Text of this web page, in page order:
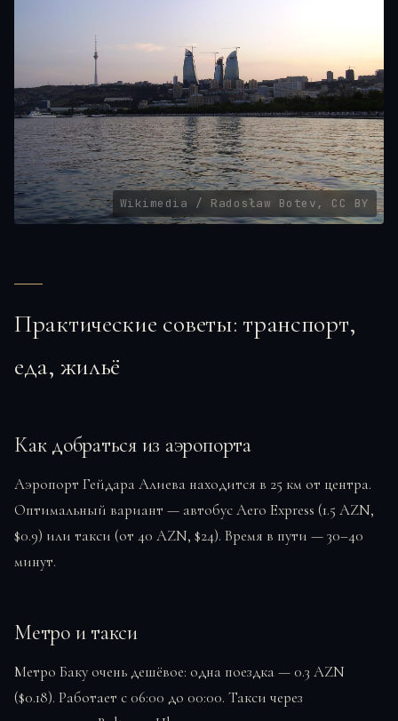
Wikimedia / Radosław Botev, CC BY
Практические советы: транспорт,
еда, жильё
Как добраться из аэропорта
Аэропорт Гейдара Алиева находится в 25 км от центра.
Оптимальный вариант — автобус Aero Express (1.5 AZN,
$0.9) или такси (от 40 AZN, $24). Время в пути — 30–40
минут.
Метро и такси
Метро Баку очень дешёвое: одна поездка — 0.3 AZN
($0.18). Работает с 06:00 до 00:00. Такси через